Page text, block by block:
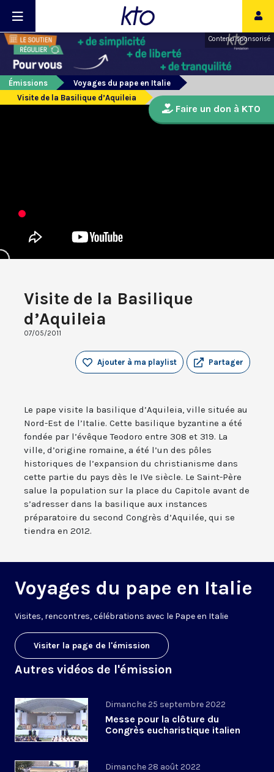
Contenu sponsorisé
Émissions
Voyages du pape en Italie
Visite de la Basilique d’Aquileia
Visite de la Basilique
d’Aquileia
07/05/2011
Partager
Ajouter à ma playlist
Le pape visite la basilique d’Aquileia, ville située au
Nord-Est de l’Italie. Cette basilique byzantine a été
fondée par l’évêque Teodoro entre 308 et 319. La
ville, d’origine romaine, a été l’un des pôles
historiques de l’expansion du christianisme dans
cette partie du pays dès le IVe siècle. Le Saint-Père
salue la population sur la place du Capitole avant de
s’adresser dans la basilique aux instances
préparatoire du second Congrès d’Aquilée, qui se
tiendra en 2012.
Voyages du pape en Italie
Visites, rencontres, célébrations avec le Pape en Italie
Visiter la page de l'émission
Autres vidéos de l'émission
Dimanche 25 septembre 2022
Messe pour la clôture du
Congrès eucharistique italien
Dimanche 28 août 2022
Faire un don à KTO